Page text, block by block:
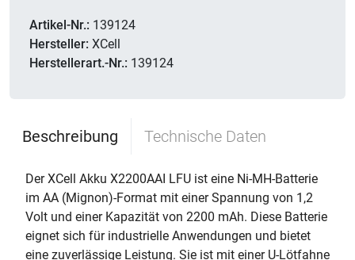
Artikel-Nr.: 139124
Hersteller: XCell
Herstellerart.-Nr.: 139124
Beschreibung Technische Daten
Der XCell Akku X2200AAI LFU ist eine Ni-MH-Batterie
im AA (Mignon)-Format mit einer Spannung von 1,2
Volt und einer Kapazität von 2200 mAh. Diese Batterie
eignet sich für industrielle Anwendungen und bietet
eine zuverlässige Leistung. Sie ist mit einer U-Lötfahne